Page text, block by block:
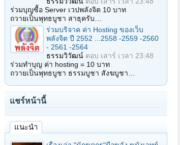
ร่วมบุญซื้อ Server เวปพลังจิต 10 บาท
ถวายเป็นพุทธบูชา สาธุครับ…
ร่วมบริจาค ค่า Hosting ของเว็บ
พลังจิต ปี 2552 ...2558 -2559 -2560
- 2561 -2564
ธรรมวิวัฒน์ ตอบ เสาร์ เวลา 23:48
ร่วมทำบุญ ค่า hosting = 10 บาท
ถวายเป็นพุทธบูชา ธรรมบูชา สังฆบูชา…
แชร์หน้านี้
แนะนำ